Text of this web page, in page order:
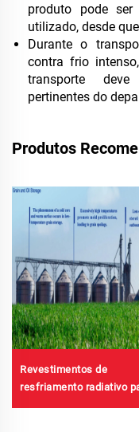
produto pode
utilizado, desde
Durante o
contra frio
transporte deve
pertinentes do
Produtos
Revestimentos de
resfriamento radiativo